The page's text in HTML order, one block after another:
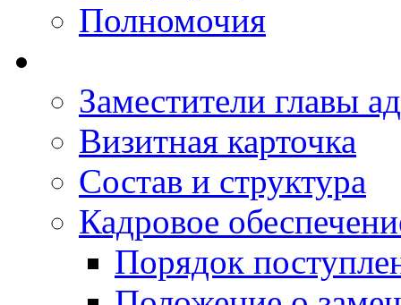
Полномочия
Заместители главы
Визитная карточка
Состав и структура
Кадровое
Порядок